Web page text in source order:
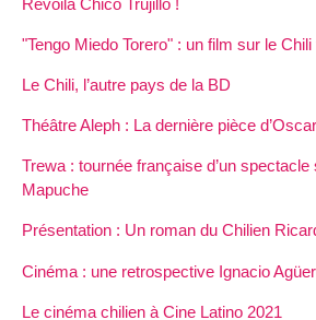
"Tengo Miedo Torero" : un film sur le
Le Chili, l’autre pays de la BD
Théâtre Aleph : La dernière pièce
Trewa : tournée française d’un spectacle
Mapuche
Présentation : Un roman du Chilien
Cinéma : une retrospective Ignacio
Le cinéma chilien à Cine Latino 2021